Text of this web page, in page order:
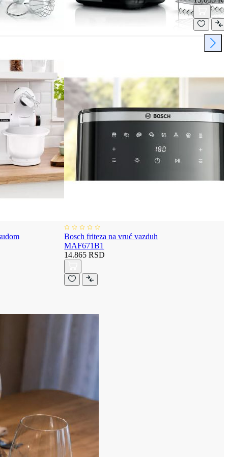
Bosch friteza na vruć vazduh
MAF671B1
14.865 RSD